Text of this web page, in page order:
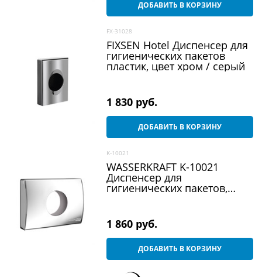
ДОБАВИТЬ В КОРЗИНУ
FX-31028
FIXSEN Hotel Диспенсер для
гигиенических пакетов
пластик, цвет хром / серый
1 830 руб.
ДОБАВИТЬ В КОРЗИНУ
K-10021
WASSERKRAFT K-10021
Диспенсер для
гигиенических пакетов,
1 860 руб.
ДОБАВИТЬ В КОРЗИНУ